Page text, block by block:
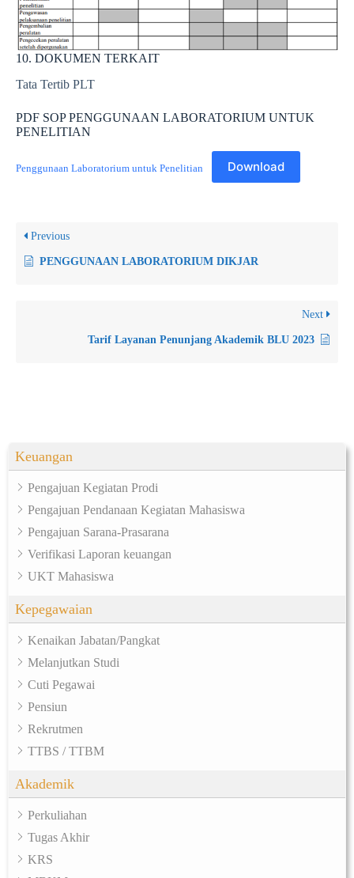
Keuangan
Pengajuan Kegiatan Prodi
Pengajuan Pendanaan Kegiatan Mahasiswa
Pengajuan Sarana-Prasarana
Verifikasi Laporan keuangan
UKT Mahasiswa
Kepegawaian
Kenaikan Jabatan/Pangkat
Melanjutkan Studi
Cuti Pegawai
Pensiun
Rekrutmen
TTBS / TTBM
Akademik
Perkuliahan
Tugas Akhir
KRS
10. DOKUMEN TERKAIT
Tata Tertib PLT
PDF SOP PENGGUNAAN LABORATORIUM UNTUK
PENELITIAN
Penggunaan Laboratorium untuk Penelitian Download
Previous
PENGGUNAAN LABORATORIUM DIKJAR
Next
Tarif Layanan Penunjang Akademik BLU 2023